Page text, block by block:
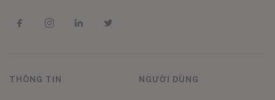
THÔNG TIN NGƯỜI DÙNG